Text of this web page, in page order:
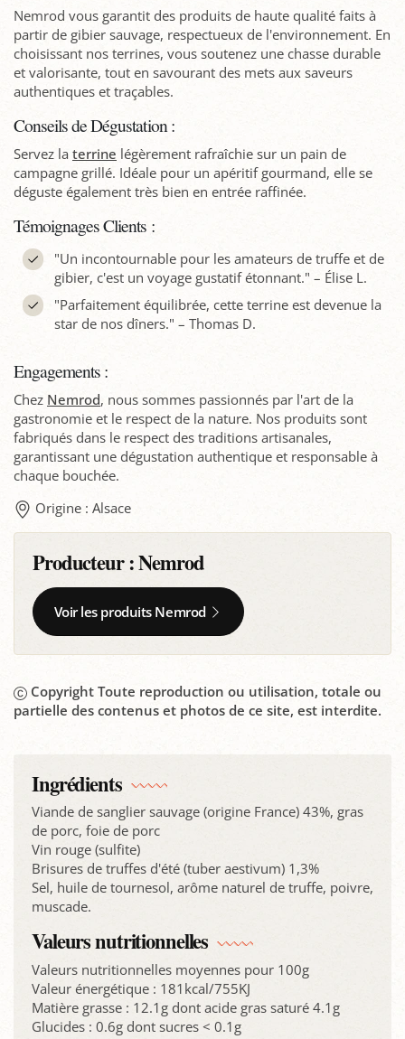
Nemrod vous garantit des produits de haute qualité faits à
partir de gibier sauvage, respectueux de l'environnement. En
choisissant nos terrines, vous soutenez une chasse durable
et valorisante, tout en savourant des mets aux saveurs
authentiques et traçables.
Conseils de Dégustation :
Servez la terrine légèrement rafraîchie sur un pain de
campagne grillé. Idéale pour un apéritif gourmand, elle se
déguste également très bien en entrée raffinée.
Témoignages Clients :
"Un incontournable pour les amateurs de truffe et de
gibier, c'est un voyage gustatif étonnant." – Élise L.
"Parfaitement équilibrée, cette terrine est devenue la
star de nos dîners." – Thomas D.
Engagements :
Chez Nemrod, nous sommes passionnés par l'art de la
gastronomie et le respect de la nature. Nos produits sont
fabriqués dans le respect des traditions artisanales,
garantissant une dégustation authentique et responsable à
chaque bouchée.
Origine : Alsace
Producteur :Nemrod
Voir les produits Nemrod
Copyright Toute reproduction ou utilisation, totale ou
partielle des contenus et photos de ce site, est interdite.
Ingrédients
Viande de sanglier sauvage (origine France) 43%, gras
de porc, foie de porc
Vin rouge (sulfite)
Brisures de truffes d'été (tuber aestivum) 1,3%
Sel, huile de tournesol, arôme naturel de truffe, poivre,
muscade.
Valeurs nutritionnelles
Valeurs nutritionnelles moyennes pour 100g
Valeur énergétique : 181kcal/755KJ
Matière grasse : 12.1g dont acide gras saturé 4.1g
Glucides : 0.6g dont sucres < 0.1g